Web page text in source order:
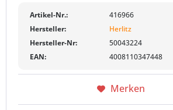
Artikel-Nr.:
416966
Hersteller:
Herlitz
Hersteller-Nr:
50043224
EAN:
4008110347448
Merken